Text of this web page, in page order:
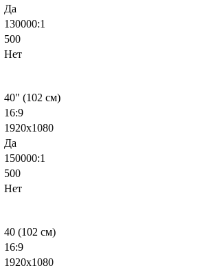
Да
130000:1
500
Нет
40" (102 см)
16:9
1920х1080
Да
150000:1
500
Нет
40 (102 см)
16:9
1920х1080